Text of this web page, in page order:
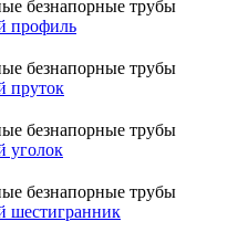
профиль
пруток
уголок
шестигранник